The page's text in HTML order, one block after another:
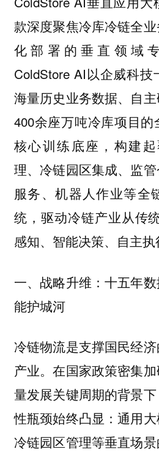
款深度聚焦冷库冷链全
化部署的垂直领域
ColdStore AI以企威科
海量历史业务数据、自主
400余座万吨冷库项目
核心训练底座，构建
理、冷链园区集成、监
服务、机器人作业等全
统，驱动冷链产业从传
感知、智能决策、自主执
一、战略升维：十五年
能护城河
冷链物流是支撑国民经
产业。在国家政策密集
量发展关键周期的背景
性瓶颈始终凸显：通用大
冷链园区管理等垂直场